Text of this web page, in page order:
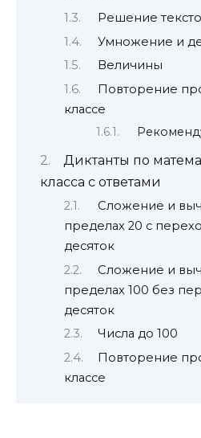
Решение
Умножение и
Величины
Повторение
классе
Диктанты по
класса с ответами
Сложение и
пределах 20 с
десяток
Сложение и
пределах 100 без
десяток
Числа до 100
Повторение
классе